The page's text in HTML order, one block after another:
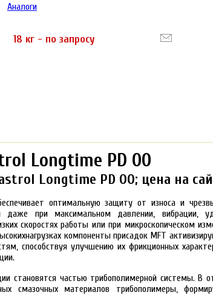
Аналоги
18 кг - по запросу
Longtime PD 00
Longtime PD 00; цена на
оптимальную защиту от износа и
даже при максимальном давлении, вибрации,
скоростях работы или при микроскопическом
компоненты присадок MFT
способствуя улучшению их фрикционных
становятся частью трибополимерной системы. В
смазочных материалов трибополимеры,